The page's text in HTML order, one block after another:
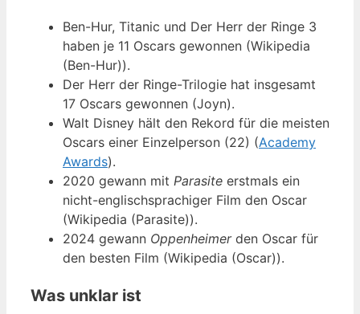
Ben-Hur, Titanic und Der Herr der Ringe 3
haben je 11 Oscars gewonnen (Wikipedia
(Ben-Hur)).
Der Herr der Ringe-Trilogie hat insgesamt
17 Oscars gewonnen (Joyn).
Walt Disney hält den Rekord für die meisten
Oscars einer Einzelperson (22) (Academy
Awards).
2020 gewann mit Parasite erstmals ein
nicht-englischsprachiger Film den Oscar
(Wikipedia (Parasite)).
2024 gewann Oppenheimerden Oscar für
den besten Film (Wikipedia (Oscar)).
Was unklar ist